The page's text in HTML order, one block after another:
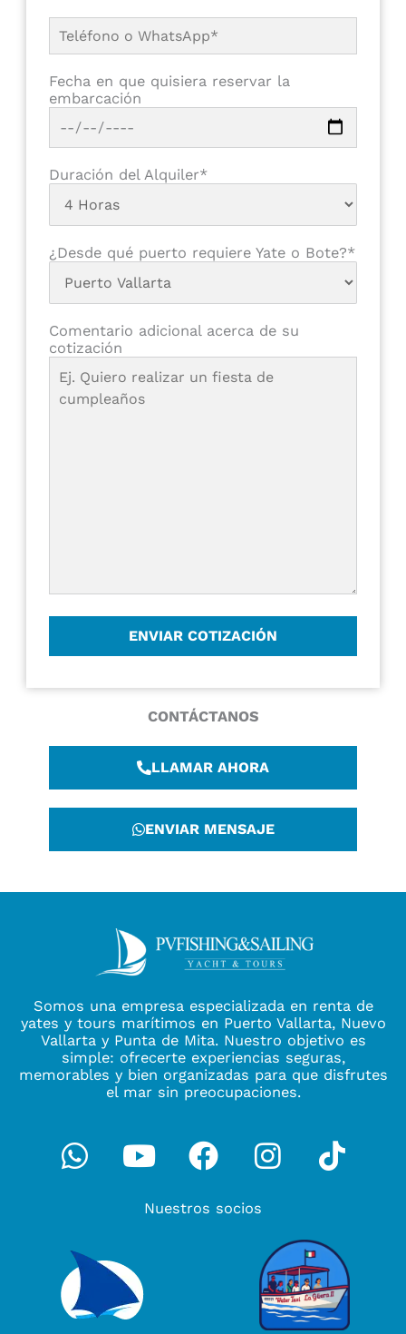
Fecha en que quisiera reservar la
embarcación
Duración del Alquiler*
¿Desde qué puerto requiere Yate o Bote?*
Comentario adicional acerca de su
cotización
CONTÁCTANOS
LLAMAR AHORA
ENVIAR MENSAJE
Somos una empresa especializada en renta de
yates y tours marítimos en Puerto Vallarta, Nuevo
Vallarta y Punta de Mita. Nuestro objetivo es
simple: ofrecerte experiencias seguras,
memorables y bien organizadas para que disfrutes
el mar sin preocupaciones.
Whatsapp
YoutubeFacebook
Nuestros socios